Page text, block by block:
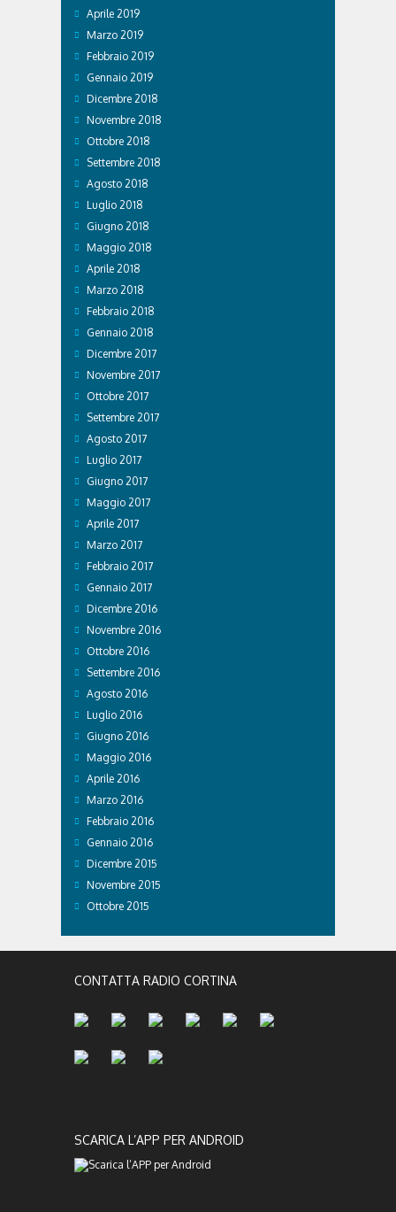
Aprile 2019
Marzo 2019
Febbraio 2019
Gennaio 2019
Dicembre 2018
Novembre 2018
Ottobre 2018
Settembre 2018
Agosto 2018
Luglio 2018
Giugno 2018
Maggio 2018
Aprile 2018
Marzo 2018
Febbraio 2018
Gennaio 2018
Dicembre 2017
Novembre 2017
Ottobre 2017
Settembre 2017
Agosto 2017
Luglio 2017
Giugno 2017
Maggio 2017
Aprile 2017
Marzo 2017
Febbraio 2017
Gennaio 2017
Dicembre 2016
Novembre 2016
Ottobre 2016
Settembre 2016
Agosto 2016
Luglio 2016
Giugno 2016
Maggio 2016
Aprile 2016
Marzo 2016
Febbraio 2016
Gennaio 2016
Dicembre 2015
Novembre 2015
Ottobre 2015
CONTATTA RADIO CORTINA
SCARICA L’APP PER ANDROID